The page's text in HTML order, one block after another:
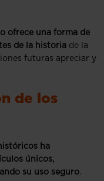
ofrece una forma de
de la historia de la
futuras apreciar y
de los
ha
únicos,
su uso seguro.